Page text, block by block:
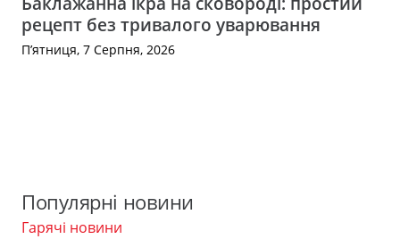
рецепт без тривалого уварювання
П’ятниця, 7 Серпня, 2026
Популярні новини
Гарячі новини